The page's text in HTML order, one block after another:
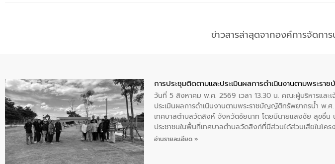
ข่าวสารล่าสุดจากองค์การจัดการ
การประชุมติดตามและประเมินผลการดำเนินงานตามพร
วันที่ 5 สิงหาคม พ.ศ. 2569 เวลา 13.30 น. คณะผู้บริหารและ
ประเมินผลการดำเนินงานตามพระราชบัญญัติทรัพยากรน้ำ
เทศบาลตำบลวัดสิงห์ จังหวัดชัยนาท โดยมีนายแสงชัย สุขชื่
ประชาชนในพื้นที่เทศบาลตำบลวัดสิงก์ที่มีส่วนได้ส่วนเสียในโ
ให้การต้อนรับ
อ่านรายละเอียด »